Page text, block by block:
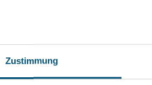
Zustimmung